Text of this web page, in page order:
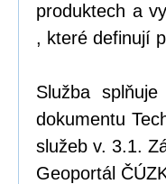
produktech a
, které definují
Služba
dokumentu
služeb v. 3.1.
Geoportál